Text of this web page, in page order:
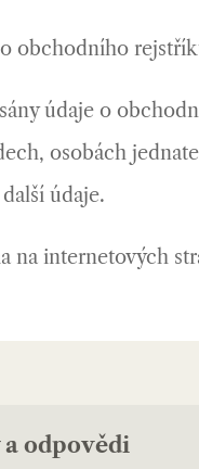
obchodního
údaje o
osobách
údaje.
internetových
a odpovědi